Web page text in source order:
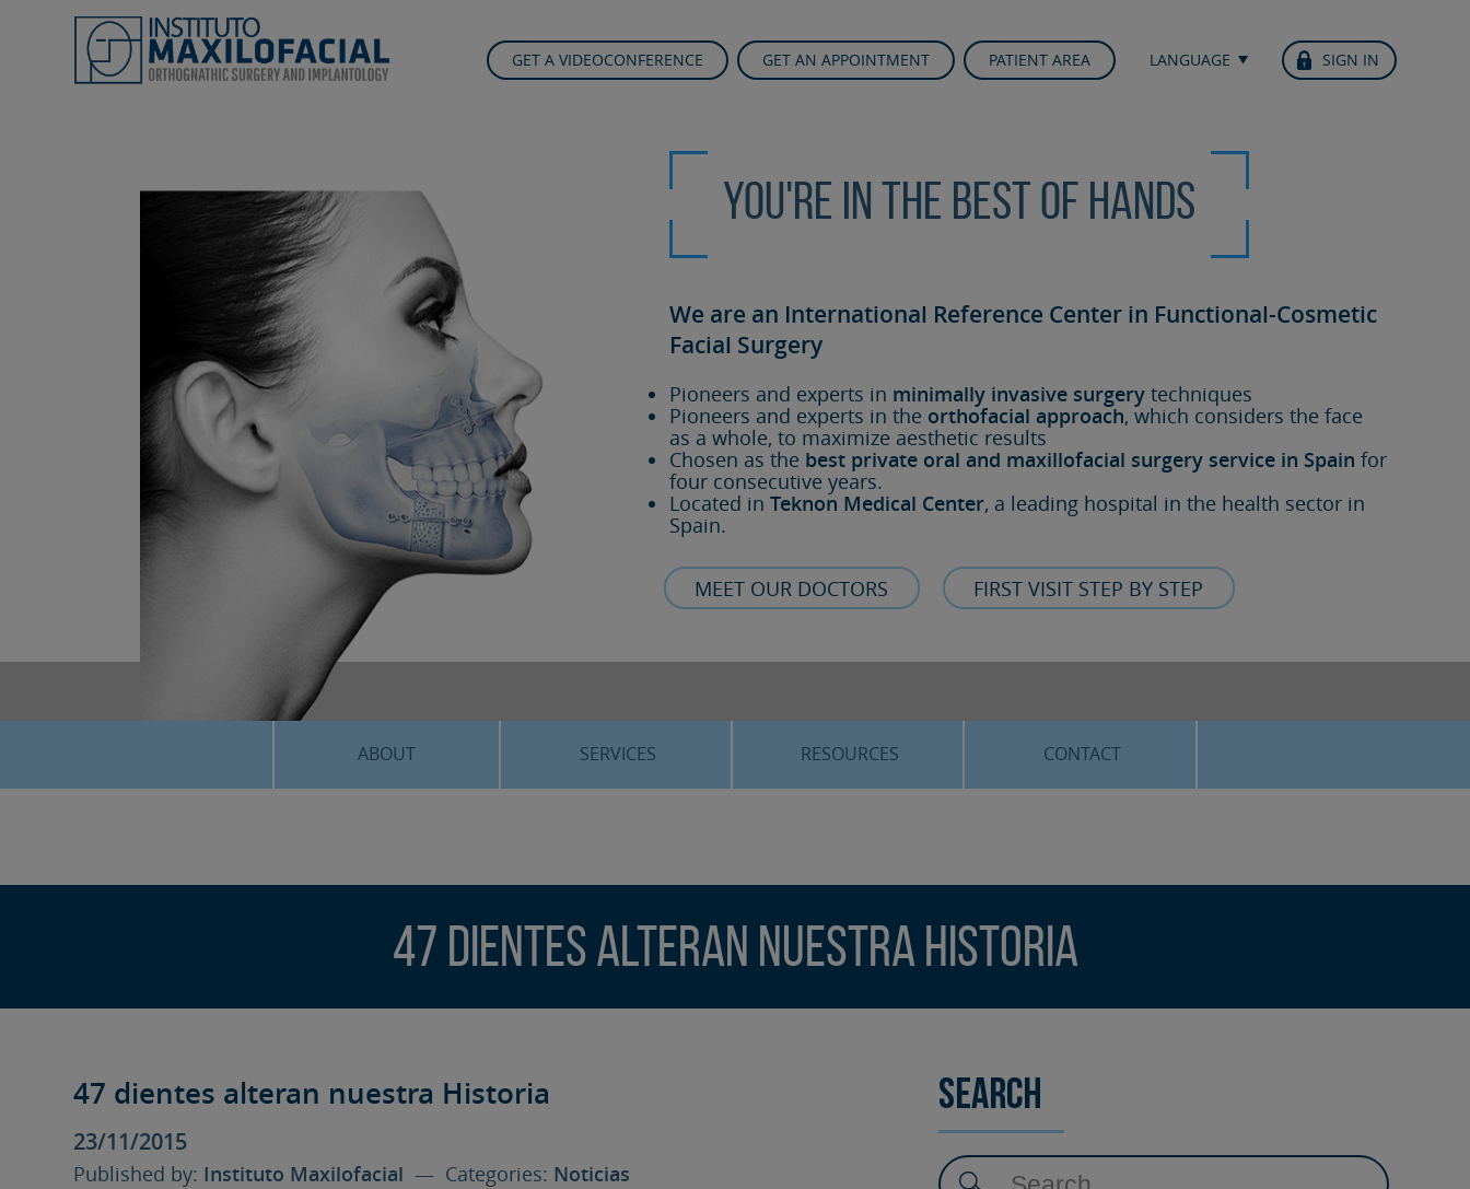
GET A VIDEOCONFERENCE GET AN APPOINTMENT PATIENT AREA LANGUAGE SIGN IN
You're in the best of hands
We are an International Reference Center in Functional-Cosmetic
Facial Surgery
Pioneers and experts in minimally invasive surgery techniques
Pioneers and experts in the orthofacial approach, which considers the face
as a whole, to maximize aesthetic results
Chosen as the best private oral and maxillofacial surgery service in Spain for
four consecutive years.
Located inTeknon Medical Center, a leading hospital in the health sector in
Spain.
MEET OUR DOCTORS FIRST VISIT STEP BY STEP
ABOUT SERVICES
ADVANCED IMPLANTOLOGY
RESOURCES
3D PLANNING
CONTACT
47 dientes alteran nuestra Historia
47 dientes alteran nuestra Historia
23/11/2015
Published by: Instituto Maxilofacial — Categories: Noticias
Search